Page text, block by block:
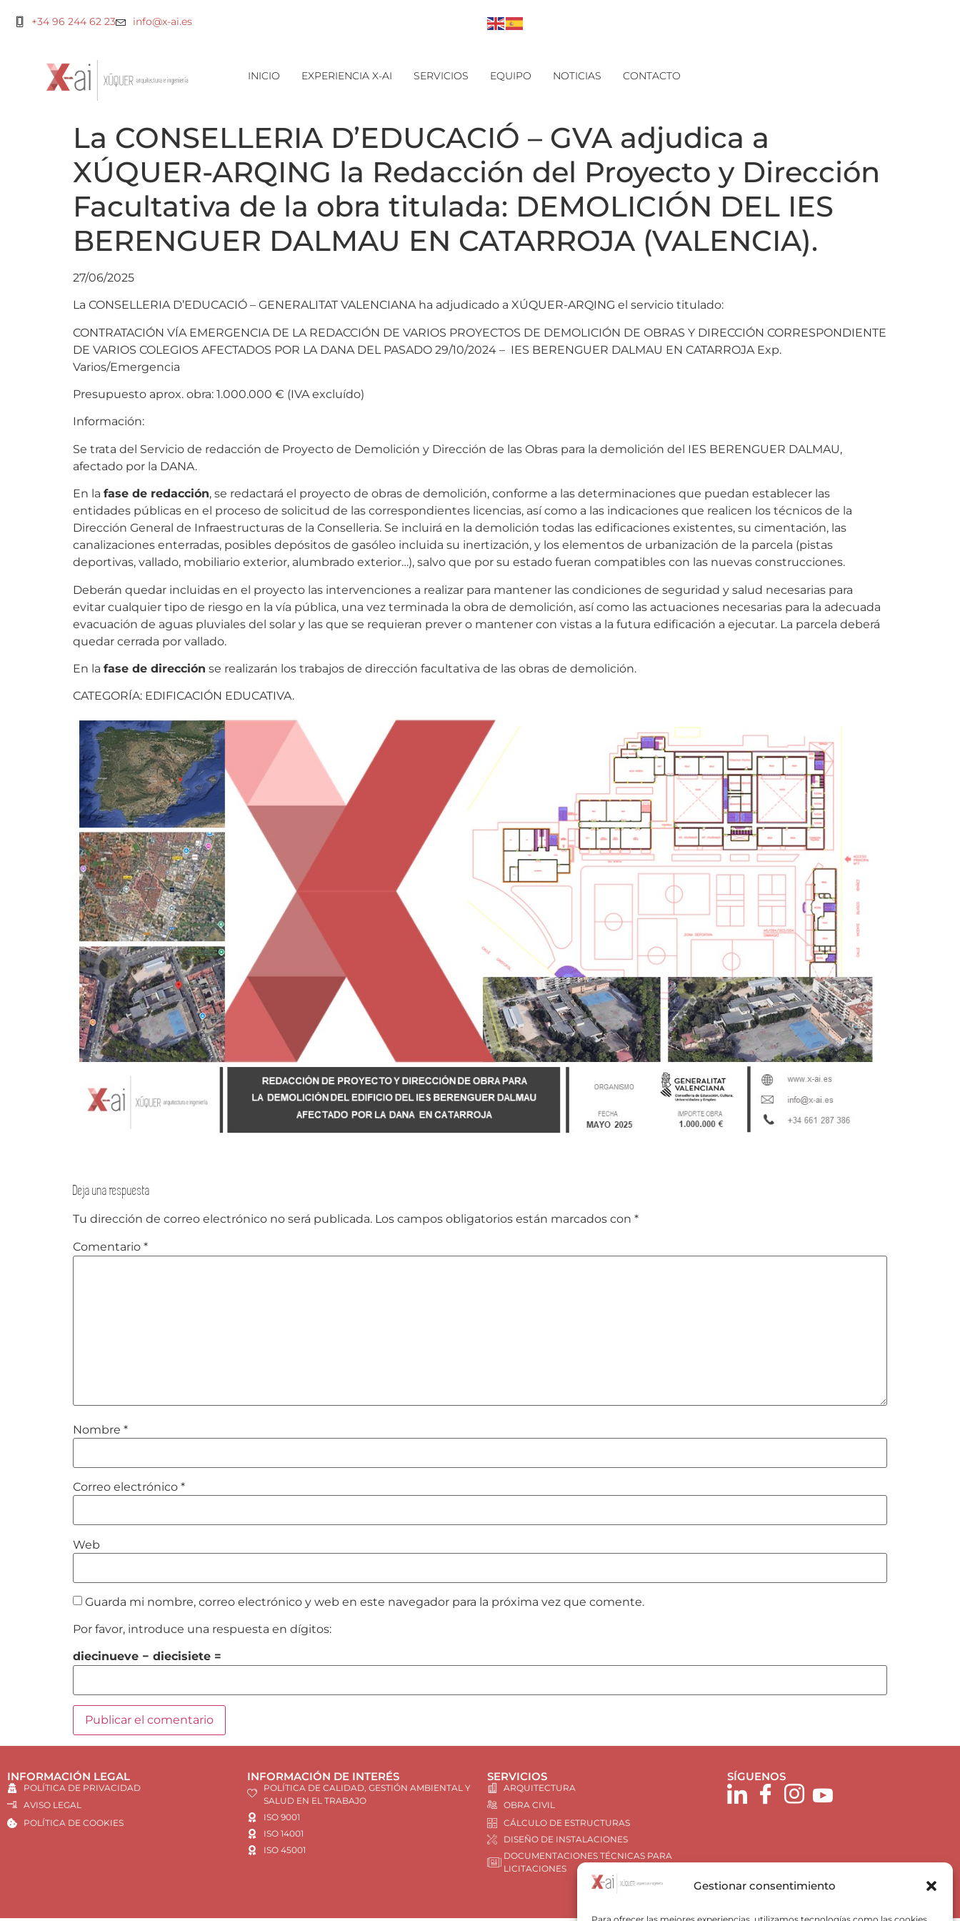
Gestionar consentimiento
+34 96 244 62 23 info@x-ai.es
INICIO EXPERIENCIA X-AI SERVICIOS EQUIPO NOTICIAS CONTACTO
La CONSELLERIA D’EDUCACIÓ – GVA adjudica a
XÚQUER-ARQING la Redacción del Proyecto y Dirección
Facultativa de la obra titulada: DEMOLICIÓN DEL IES
BERENGUER DALMAU EN CATARROJA (VALENCIA).
27/06/2025
La CONSELLERIA D’EDUCACIÓ – GENERALITAT VALENCIANA ha adjudicado a XÚQUER-ARQING el servicio titulado:
CONTRATACIÓN VÍA EMERGENCIA DE LA REDACCIÓN DE VARIOS PROYECTOS DE DEMOLICIÓN DE OBRAS Y DIRECCIÓN CORRESPONDIENTE
DE VARIOS COLEGIOS AFECTADOS POR LA DANA DEL PASADO 29/10/2024 – IES BERENGUER DALMAU EN CATARROJA Exp.
Varios/Emergencia
Presupuesto aprox. obra: 1.000.000 € (IVA excluído)
Información:
Se trata del Servicio de redacción de Proyecto de Demolición y Dirección de las Obras para la demolición del IES BERENGUER DALMAU,
afectado por la DANA.
En la fase de redacción, se redactará el proyecto de obras de demolición, conforme a las determinaciones que puedan establecer las
entidades públicas en el proceso de solicitud de las correspondientes licencias, así como a las indicaciones que realicen los técnicos de la
Dirección General de Infraestructuras de la Conselleria. Se incluirá en la demolición todas las edificaciones existentes, su cimentación, las
canalizaciones enterradas, posibles depósitos de gasóleo incluida su inertización, y los elementos de urbanización de la parcela (pistas
deportivas, vallado, mobiliario exterior, alumbrado exterior…), salvo que por su estado fueran compatibles con las nuevas construcciones.
Deberán quedar incluidas en el proyecto las intervenciones a realizar para mantener las condiciones de seguridad y salud necesarias para
evitar cualquier tipo de riesgo en la vía pública, una vez terminada la obra de demolición, así como las actuaciones necesarias para la adecuada
evacuación de aguas pluviales del solar y las que se requieran prever o mantener con vistas a la futura edificación a ejecutar. La parcela deberá
quedar cerrada por vallado.
En la fase de dirección se realizarán los trabajos de dirección facultativa de las obras de demolición.
CATEGORÍA: EDIFICACIÓN EDUCATIVA.
Deja una respuesta
Tu dirección de correo electrónico no será publicada. Los campos obligatorios están marcados con *
Comentario *
Nombre *
Correo electrónico *
Web
Guarda mi nombre, correo electrónico y web en este navegador para la próxima vez que comente.
Por favor, introduce una respuesta en dígitos:
diecinueve − diecisiete =
INFORMACIÓN LEGAL
POLÍTICA DE PRIVACIDAD
AVISO LEGAL
POLÍTICA DE COOKIES
INFORMACIÓN DE INTERÉS
POLÍTICA DE CALIDAD, GESTIÓN AMBIENTAL Y
SALUD EN EL TRABAJO
ISO 9001
ISO 14001
ISO 45001
SERVICIOS
ARQUITECTURA
OBRA CIVIL
CÁLCULO DE ESTRUCTURAS
DISEÑO DE INSTALACIONES
DOCUMENTACIONES TÉCNICAS PARA
LICITACIONES
SÍGUENOS